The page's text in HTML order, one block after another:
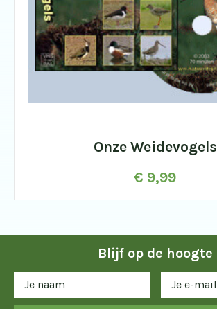
Onze Weidevogels
€ 9,99
Blijf op de hoogte